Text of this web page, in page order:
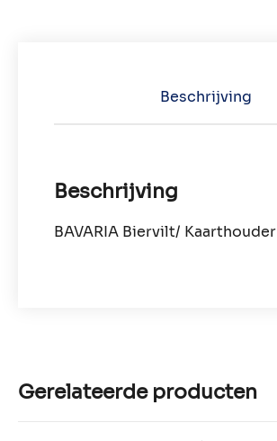
Beschrijving
Beschrijving
BAVARIA Biervilt/ Kaarthouder
Gerelateerde producten